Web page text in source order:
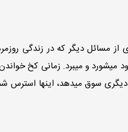
مسائل دیگر که در زندگی
میشورد و میبرد. زمانی کخ
سوق میدهد، اینها استرس